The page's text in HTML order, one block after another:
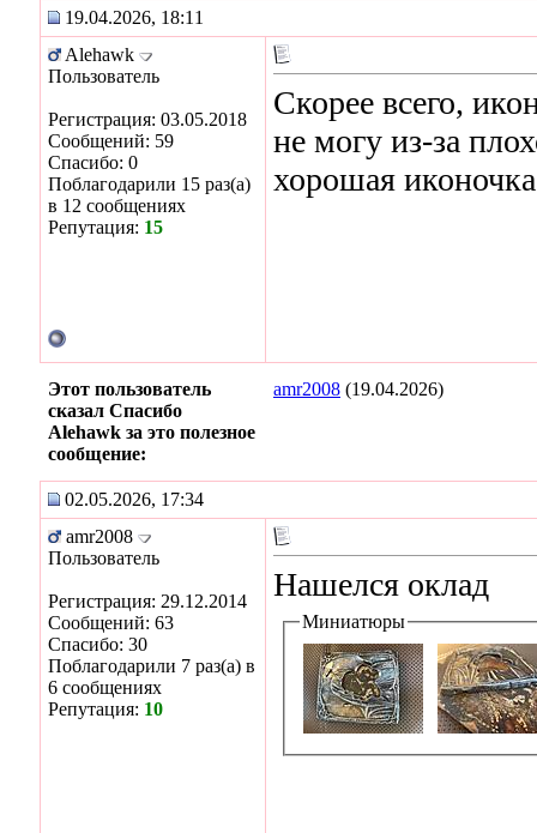
19.04.2026, 18:11
Alehawk
Пользователь
Регистрация: 03.05.2018
Сообщений: 59
Спасибо: 0
Поблагодарили 15 раз(а)
в 12 сообщениях
Репутация: 15
Скорее всего,
не могу из-за
хорошая
Этот пользователь
сказал Спасибо
Alehawk за это полезное
сообщение:
amr2008 (19.04.2026)
02.05.2026, 17:34
amr2008
Пользователь
Регистрация: 29.12.2014
Сообщений: 63
Спасибо: 30
Поблагодарили 7 раз(а) в
6 сообщениях
Репутация: 10
Нашелся оклад
Миниатюры